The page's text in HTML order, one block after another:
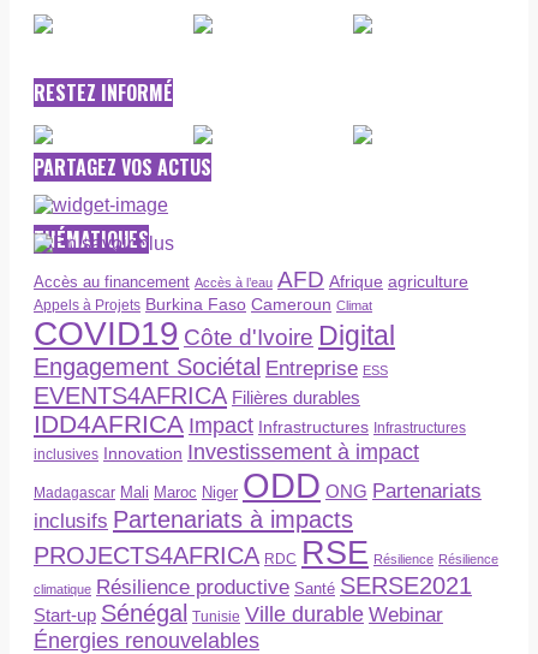
RESTEZ INFORMÉ
PARTAGEZ VOS ACTUS
THÉMATIQUES
Accès au financement Accès à l’eau AFD Afrique agriculture
Appels à Projets Burkina Faso Cameroun Climat
COVID19 Côte d'Ivoire Digital
Engagement Sociétal Entreprise ESS
EVENTS4AFRICA Filières durables
IDD4AFRICA Impact Infrastructures Infrastructures
inclusives Innovation Investissement à impact
Madagascar Mali Maroc Niger ODD ONG Partenariats
inclusifs Partenariats à impacts
PROJECTS4AFRICA RDC RSE Résilience Résilience
climatique Résilience productive Santé SERSE2021
Start-up Sénégal Tunisie Ville durable Webinar
Énergies renouvelables